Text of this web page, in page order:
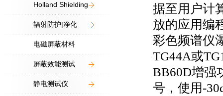
Holland Shielding
辐射防护|净化
电磁屏蔽材料
屏蔽效能测试
静电测试仪
据至用户计
放的应用编
彩色频谱仪
TG44A或
BB60D增强
号，使用-